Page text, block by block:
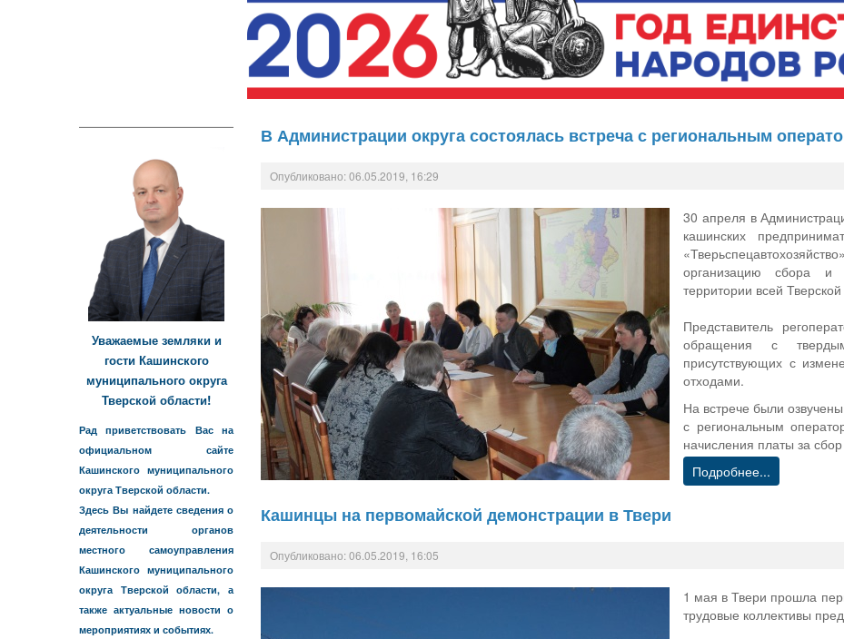
Уважаемые земляки и
гости Кашинского
муниципального округа
Тверской области!
Рад приветствовать Вас на
официальном сайте
Кашинского муниципального
округа Тверской области.
Здесь Вы найдете сведения о
деятельности органов
местного самоуправления
Кашинского муниципального
округа Тверской области, а
также актуальные новости о
мероприятиях и событиях.
В Администрации округа состоялась встреча с региональным
Опубликовано: 06.05.2019, 16:29
30 апреля в
кашинских
организацию сбора и
территории всей
Представитель
обращения с
присутствующих с
отходами.
На встрече были
с региональным
начисления платы за
Подробнее...
Кашинцы на первомайской демонстрации в Твери
Опубликовано: 06.05.2019, 16:05
1 мая в Твери прошла
трудовые коллективы